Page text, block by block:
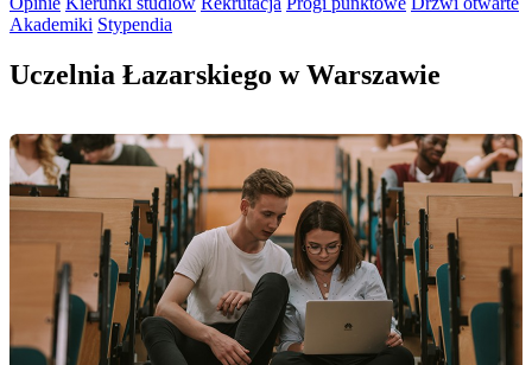
Akademiki Stypendia
Uczelnia Łazarskiego w Warszawie